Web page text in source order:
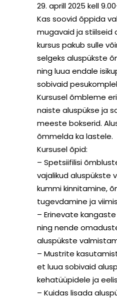
29. aprill 2025 kell
Kas soovid õppida
mugavaid ja stiilseid
kursus pakub sulle
selgeks aluspükste
ning luua endale
sobivaid
Kursusel õmbleme
naiste aluspükse ja
meeste bokserid.
õmmelda ka lastele.
Kursusel õpid:
– Spetsiifilisi
vajalikud aluspükste
kummi kinnitamine,
tugevdamine ja
– Erinevate
ning nende
aluspükste
– Mustrite
et luua sobivaid
kehatüüpidele ja
– Kuidas lisada